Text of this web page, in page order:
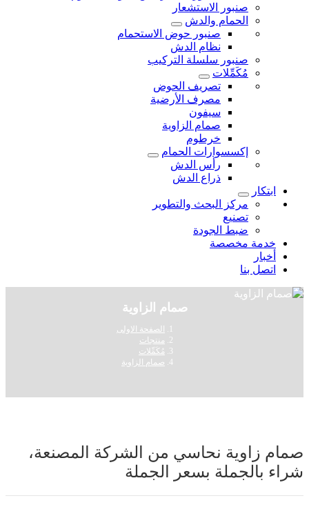
صنبور الاستشعار
الحمام والدش
صنبور حوض الاستحمام
نظام الدش
صنبور سلسلة التركيب
مُكَمِّلات
تصريف الحوض
مصرف الأرضية
سيفون
صمام الزاوية
خرطوم
إكسسوارات الحمام
رأس الدش
ذراع الدش
ابتكار
مركز البحث والتطوير
تصنيع
ضبط الجودة
خدمة مخصصة
أخبار
اتصل بنا
صمام الزاوية
الصفحة الاولى
منتجات
مُكَمِّلات
صمام الزاوية
صمام زاوية نحاسي من الشركة المصنعة،
شراء بالجملة بسعر الجملة